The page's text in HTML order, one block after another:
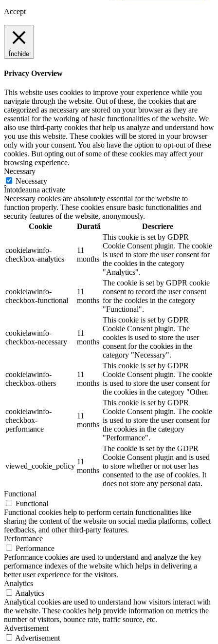
Accept
Închide
Privacy Overview
This website uses cookies to improve your experience while you
navigate through the website. Out of these, the cookies that are
categorized as necessary are stored on your browser as they are
essential for the working of basic functionalities of the website. We
also use third-party cookies that help us analyze and understand how
you use this website. These cookies will be stored in your browser
only with your consent. You also have the option to opt-out of these
cookies. But opting out of some of these cookies may affect your
browsing experience.
Necessary
Necessary
Întotdeauna activate
Necessary cookies are absolutely essential for the website to
function properly. These cookies ensure basic functionalities and
security features of the website, anonymously.
Cookie
Durată Descriere
cookielawinfo-
checkbox-analytics
11
months
This cookie is set by GDPR
Cookie Consent plugin. The cookie
is used to store the user consent for
the cookies in the category
"Analytics".
cookielawinfo-
checkbox-functional
11
months
The cookie is set by GDPR cookie
consent to record the user consent
for the cookies in the category
"Functional".
cookielawinfo-
checkbox-necessary
11
months
This cookie is set by GDPR
Cookie Consent plugin. The
cookies is used to store the user
consent for the cookies in the
category "Necessary".
cookielawinfo-
checkbox-others
11
months
This cookie is set by GDPR
Cookie Consent plugin. The cookie
is used to store the user consent for
the cookies in the category "Other.
cookielawinfo-
checkbox-
performance
11
months
This cookie is set by GDPR
Cookie Consent plugin. The cookie
is used to store the user consent for
the cookies in the category
"Performance".
viewed_cookie_policy
11
months
The cookie is set by the GDPR
Cookie Consent plugin and is used
to store whether or not user has
consented to the use of cookies. It
does not store any personal data.
Functional
Functional
Functional cookies help to perform certain functionalities like
sharing the content of the website on social media platforms, collect
feedbacks, and other third-party features.
Performance
Performance
Performance cookies are used to understand and analyze the key
performance indexes of the website which helps in delivering a
better user experience for the visitors.
Analytics
Analytics
Analytical cookies are used to understand how visitors interact with
the website. These cookies help provide information on metrics the
number of visitors, bounce rate, traffic source, etc.
Advertisement
Advertisement